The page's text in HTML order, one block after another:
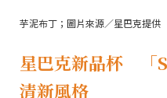
芋泥布丁；圖片來源／星巴克提供
星巴克新品杯 「
清新風格